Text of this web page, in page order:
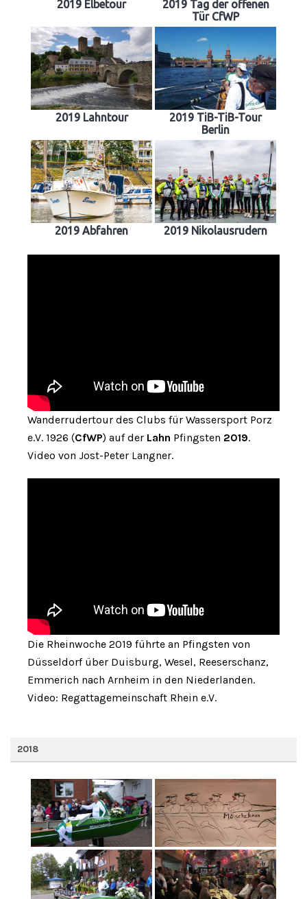
2019 Elbetour
2019 Tag der offenen
Tür CfWP
2019 Lahntour
2019 TiB-TiB-Tour
Berlin
2019 Abfahren 2019 Nikolausrudern
Wanderrudertour des Clubs für Wassersport Porz
e.V. 1926 (CfWP) auf der Lahn Pfingsten 2019.
Video von Jost-Peter Langner.
Die Rheinwoche 2019 führte an Pfingsten von
Düsseldorf über Duisburg, Wesel, Reeserschanz,
Emmerich nach Arnheim in den Niederlanden.
Video: Regattagemeinschaft Rhein e.V.
2018